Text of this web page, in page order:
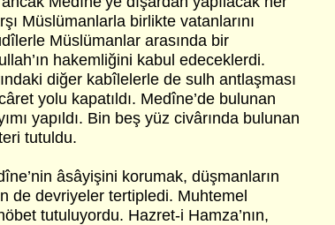
Müslümanlarla birlikte vatanlarını
Müslümanlar arasında bir
hakemliğini kabul edeceklerdi.
diğer kabîlelerle de sulh antlaşması
yolu kapatıldı. Medîne’de bulunan
yapıldı. Bin beş yüz civârında bulunan
tutuldu.
âsâyişini korumak, düşmanların
de devriyeler tertipledi. Muhtemel
tutuluyordu. Hazret-i Hamza’nın,